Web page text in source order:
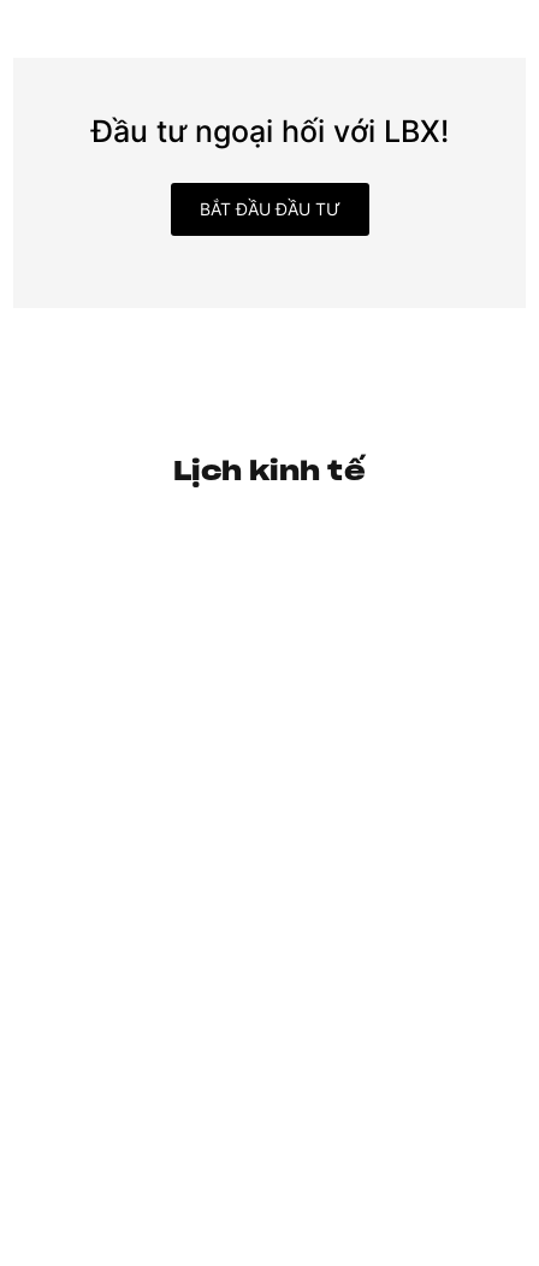
Đầu tư ngoại hối với LBX!
BẮT ĐẦU ĐẦU TƯ
Lịch kinh tế